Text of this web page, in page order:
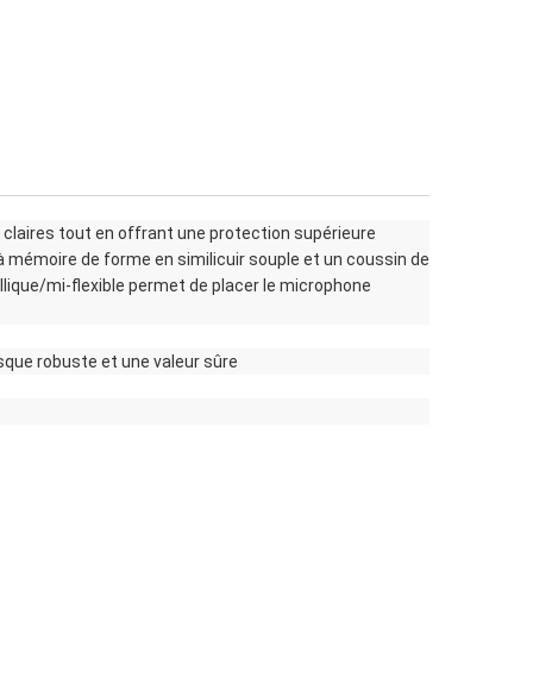
tout en offrant une protection supérieure
de forme en similicuir souple et un coussin de
mi-flexible permet de placer le microphone
robuste et une valeur sûre